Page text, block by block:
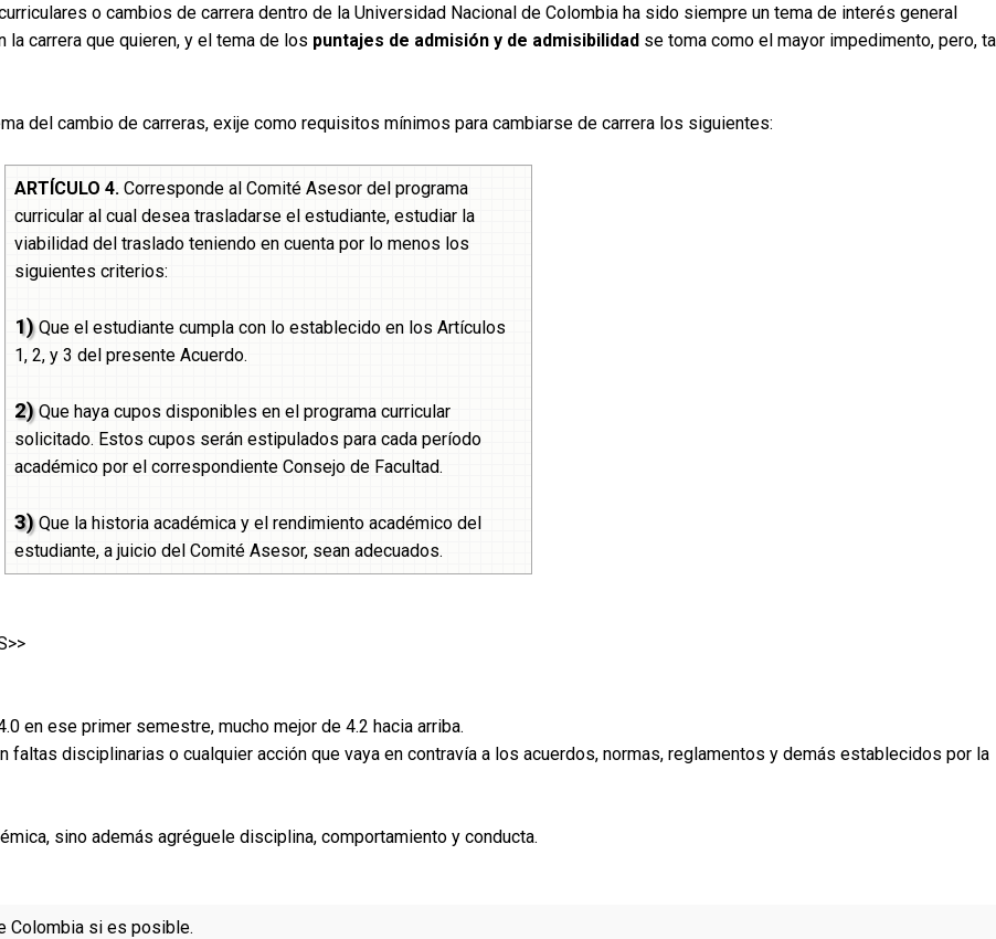
o cambios de carrera dentro de la Universidad Nacional de Colombia ha sido siempre un tema de interés general
carrera que quieren, y el tema de los puntajes de admisión y de admisibilidad se toma como el mayor impedimento, pero,
del cambio de carreras, exije como requisitos mínimos para cambiarse de carrera los siguientes:
ARTÍCULO 4. Corresponde al Comité Asesor del programa
curricular al cual desea trasladarse el estudiante, estudiar la
viabilidad del traslado teniendo en cuenta por lo menos los
siguientes criterios:
1)Que el estudiante cumpla con lo establecido en los Artículos
1, 2, y 3 del presente Acuerdo.
2)Que haya cupos disponibles en el programa curricular
solicitado. Estos cupos serán estipulados para cada período
académico por el correspondiente Consejo de Facultad.
3)Que la historia académica y el rendimiento académico del
estudiante, a juicio del Comité Asesor, sean adecuados.
en ese primer semestre, mucho mejor de 4.2 hacia arriba.
disciplinarias o cualquier acción que vaya en contravía a los acuerdos, normas, reglamentos y demás establecidos por la
sino además agréguele disciplina, comportamiento y conducta.
Colombia si es posible.